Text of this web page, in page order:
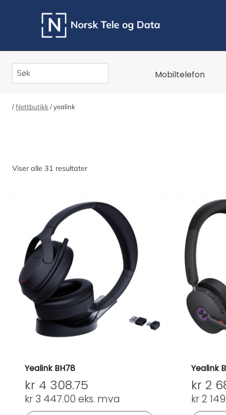
Search Mobiltelefon
/ Nettbutikk/yealink
Viser alle 31 resultaterSortert
Yealink BH78
kr 4 308.75
kr 3 447.00 eks. mva
Yealink
kr 2
kr2